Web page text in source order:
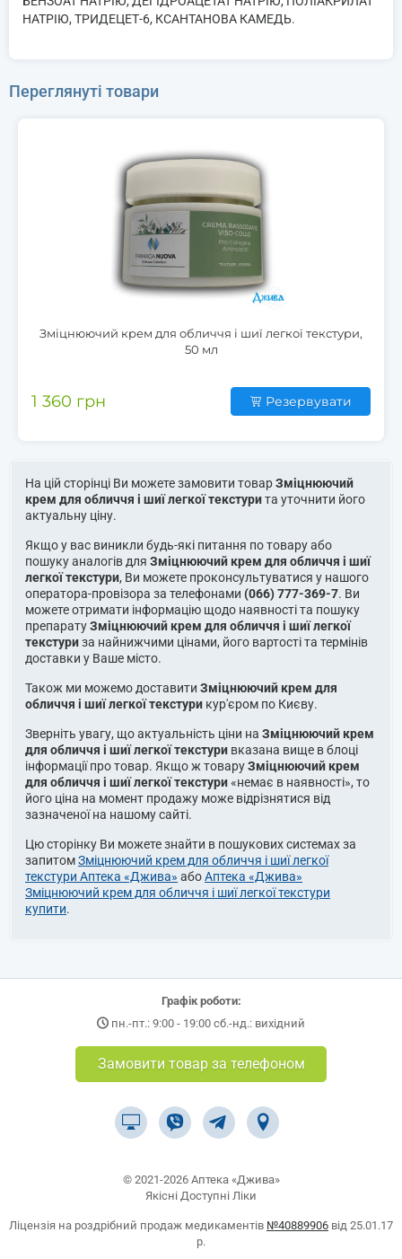
НАТРІЮ, ТРИДЕЦЕТ-6, КСАНТАНОВА КАМЕДЬ.
Переглянуті товари
Зміцнюючий крем для обличчя і шиї легкої текстури,
50 мл
Резервувати
1 360 грн
На цій сторінці Ви можете замовити товарЗміцнюючий
крем для обличчя і шиї легкої текстурита уточнити його
актуальну ціну.
Якщо у вас виникли будь-які питання по товару або
пошуку аналогів для Зміцнюючий крем для обличчя і шиї
легкої текстури, Ви можете проконсультуватися у нашого
оператора-провізора за телефонами (066) 777-369-7. Ви
можете отримати інформацію щодо наявності та пошуку
препаратуЗміцнюючий крем для обличчя і шиї легкої
текстуриза найнижчими цінами, його вартості та термінів
доставки у Ваше місто.
Також ми можемо доставити Зміцнюючий крем для
обличчя і шиї легкої текстури кур'єром по Києву.
Зверніть увагу, що актуальність ціни на Зміцнюючий крем
для обличчя і шиї легкої текстури вказана вище в блоці
інформації про товар. Якщо ж товаруЗміцнюючий крем
для обличчя і шиї легкої текстури«немає в наявності», то
його ціна на момент продажу може відрізнятися від
зазначеної на нашому сайті.
Цю сторінку Ви можете знайти в пошукових системах за
запитомЗміцнюючий крем для обличчя і шиї легкої
текстури Аптека «Джива» абоАптека «Джива»
Зміцнюючий крем для обличчя і шиї легкої текстури
купити.
Графік роботи:
пн.-пт.: 9:00 - 19:00 сб.-нд.: вихідний
Замовити товар за телефоном
© 2021-2026 Аптека «Джива»
Якісні Доступні Ліки
Ліцензія на роздрібний продаж медикаментів №40889906 від 25.01.17
р.